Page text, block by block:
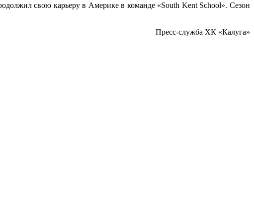
свою карьеру в Америке в команде «South Kent School». Сезон
Пресс-служба ХК «Калуга»